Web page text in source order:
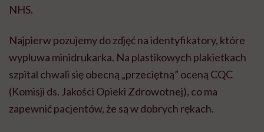
NHS.
Najpierw pozujemy do zdjęć na identyfikatory, które
wypluwa minidrukarka. Na plastikowych plakietkach
szpital chwali się obecną „przeciętną” oceną CQC
(Komisji ds. Jakości Opieki Zdrowotnej), co ma
zapewnić pacjentów, że są w dobrych rękach.